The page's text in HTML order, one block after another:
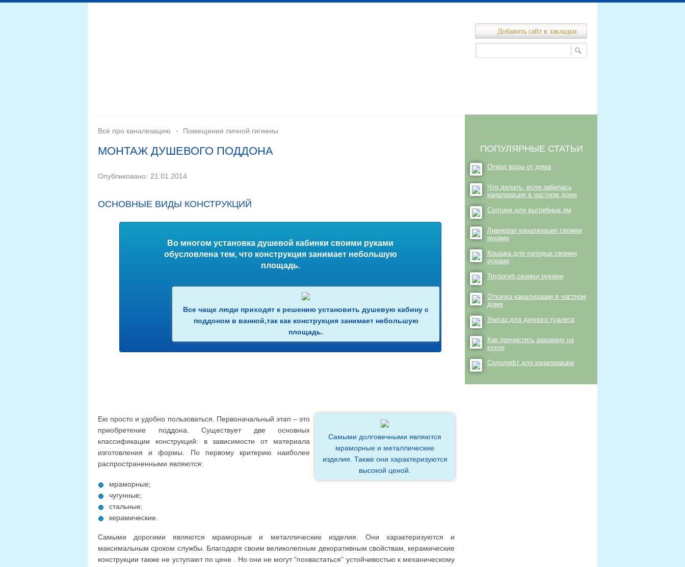
Добавить сайт в закладки
Всё про канализацию Помещения личной гигиены
МОНТАЖ ДУШЕВОГО ПОДДОНА
Опубликовано: 21.01.2014
ОСНОВНЫЕ ВИДЫ КОНСТРУКЦИЙ
Во многом установка душевой кабинки своими руками
обусловлена тем, что конструкция занимает небольшую
площадь.
Все чаще люди приходят к решению установить душевую кабину с
поддоном в ванной,так как конструкция занимает небольшую
площадь.
Самыми долговечными являются
мраморные и металлические
изделия. Также они характеризуются
высокой ценой.
Ею просто и удобно пользоваться. Первоначальный этап – это
приобретение поддона. Существует две основных
классификации конструкций: в зависимости от материала
изготовления и формы. По первому критерию наиболее
распространенными являются:
мраморные;
чугунные;
стальные;
керамические.
Самыми дорогими являются мраморные и металлические изделия. Они характеризуются и
максимальным сроком службы. Благодаря своим великолепным декоративным свойствам, керамические
конструкции также не уступают по цене . Но они не могут “похвастаться” устойчивостью к механическому
ПОПУЛЯРНЫЕ СТАТЬИ
Отвод воды от дома
Что делать, если забилась
канализация в частном доме
Септики для выгребных ям
Ливневая канализация своими
руками
Крышка для колодца своими
руками
Трубогиб своими руками
Откачка канализации в частном
доме
Унитаз для дачного туалета
Как прочистить раковину на
кухне
Сололифт для канализации